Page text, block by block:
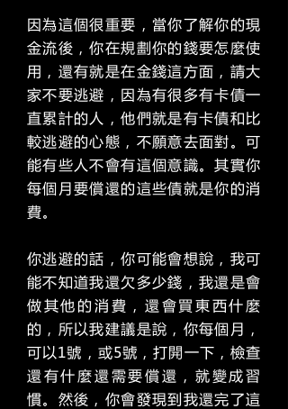
因為這個很重要，當你了解你的現
金流後，你在規劃你的錢要怎麼使
用，還有就是在金錢這方面，請大
家不要逃避，因為有很多有卡債一
直累計的人，他們就是有卡債和比
較逃避的心態，不願意去面對。可
能有些人不會有這個意識。其實你
每個月要償還的這些債就是你的消
費。
你逃避的話，你可能會想說，我可
能不知道我還欠多少錢，我還是會
做其他的消費，還會買東西什麼
的，所以我建議是說，你每個月，
可以1號，或5號，打開一下，檢查
還有什麼還需要償還，就變成習
慣。然後，你會發現到我還完了這